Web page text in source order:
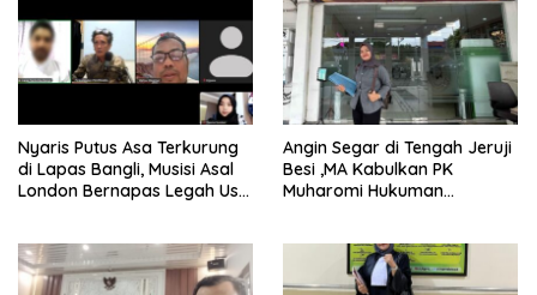
Nyaris Putus Asa Terkurung
di Lapas Bangli, Musisi Asal
London Bernapas Legah Usai
Angin Segar di Tengah Jeruji
Besi ,MA Kabulkan PK
Muharomi Hukuman